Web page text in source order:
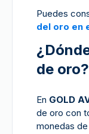
Puedes
del oro en
de oro?
En GOLD
de oro con
monedas